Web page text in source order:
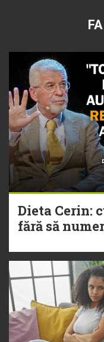
Dieta Cerin:
fără să